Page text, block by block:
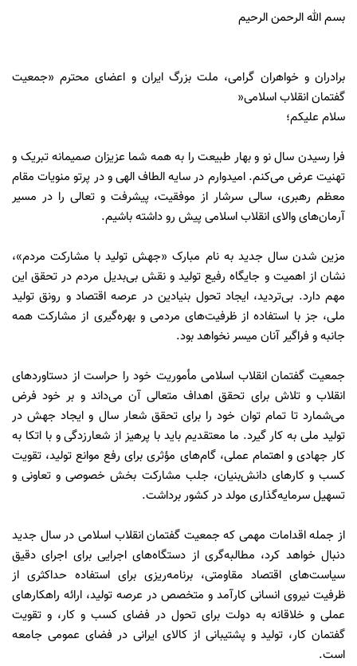
بسم الله الرحمن الرحیم
برادران و خواهران گرامی، ملت بزرگ ایران و اعضای محترم «جمعیت
گفتمان انقلاب اسلامی«
سلام علیکم؛
فرا رسیدن سال نو و بهار طبیعت را به همه شما عزیزان صمیمانه تبریک و
تهنیت عرض می‌کنم. امیدوارم در سایه الطاف الهی و در پرتو منویات مقام
معظم رهبری، سالی سرشار از موفقیت، پیشرفت و تعالی را در مسیر
آرمان‌های والای انقلاب اسلامی پیش رو داشته باشیم.
مزین شدن سال جدید به نام مبارک «جهش تولید با مشارکت مردم»،
نشان از اهمیت و جایگاه رفیع تولید و نقش بی‌بدیل مردم در تحقق این
مهم دارد. بی‌تردید، ایجاد تحول بنیادین در عرصه اقتصاد و رونق تولید
ملی، جز با استفاده از ظرفیت‌های مردمی و بهره‌گیری از مشارکت همه
جانبه و فراگیر آنان میسر نخواهد بود.
جمعیت گفتمان انقلاب اسلامی مأموریت خود را حراست از دستاوردهای
انقلاب و تلاش برای تحقق اهداف متعالی آن می‌داند و بر خود فرض
می‌شمارد تا تمام توان خود را برای تحقق شعار سال و ایجاد جهش در
تولید ملی به کار گیرد. ما معتقدیم باید با پرهیز از شعارزدگی و با اتکا به
کار جهادی و اهتمام عملی، گام‌های مؤثری برای رفع موانع تولید، تقویت
کسب و کارهای دانش‌بنیان، جلب مشارکت بخش خصوصی و تعاونی و
تسهیل سرمایه‌گذاری مولد در کشور برداشت.
از جمله اقدامات مهمی که جمعیت گفتمان انقلاب اسلامی در سال جدید
دنبال خواهد کرد، مطالبه‌گری از دستگاه‌های اجرایی برای اجرای دقیق
سیاست‌های اقتصاد مقاومتی، برنامه‌ریزی برای استفاده حداکثری از
ظرفیت نیروی انسانی کارآمد و متخصص در عرصه تولید، ارائه راهکارهای
عملی و خلاقانه به دولت برای تحول در فضای کسب و کار، و تقویت
گفتمان کار، تولید و پشتیبانی از کالای ایرانی در فضای عمومی جامعه
است.